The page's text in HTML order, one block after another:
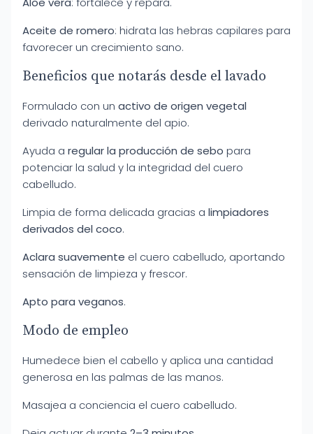
Aceite de romero: hidrata las hebras capilares para
favorecer un crecimiento sano.
Beneficios que notarás desde el lavado
Formulado con un activo de origen vegetal
derivado naturalmente del apio.
Ayuda a regular la producción de sebo para
potenciar la salud y la integridad del cuero
cabelludo.
Limpia de forma delicada gracias a limpiadores
derivados del coco.
Aclara suavemente el cuero cabelludo, aportando
sensación de limpieza y frescor.
Apto para veganos.
Modo de empleo
Humedece bien el cabello y aplica una cantidad
generosa en las palmas de las manos.
Masajea a conciencia el cuero cabelludo.